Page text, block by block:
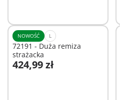
NOWOŚĆ L
72191 - Duża remiza
strażacka
424,99 zł
Dodaj do koszyka